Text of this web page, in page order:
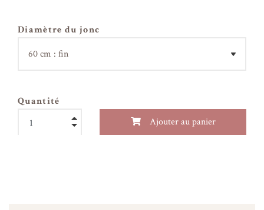
Diamètre du jonc
Quantité
Ajouter au panier